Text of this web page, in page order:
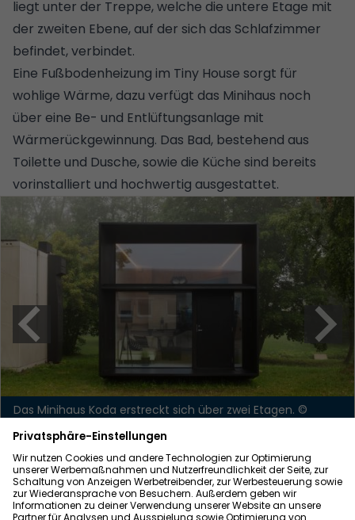
liegt unter der Treppe, welche die untere Etage mit
der zweiten Ebene, auf der sich das Schlafzimmer
befindet, verbindet.
Eine Fußbodenheizung im Tiny House sorgt für
wohlige Wärme, dazu verfügt das Minihaus noch
über eine Be- und Entlüftungsanlage mit
Wärmerückgewinnung. Das Bad, bestehend aus
Toilette und Dusche, sowie die Küche sind bereits
vorinstalliert und hochwertig ausgestattet.
Das Minihaus Koda erstreckt sich über zwei Etagen. ©
13. Flexibles Tiny House von vagabundo
Höchste Individualität, größtmöglichen Komfort und
maximale Nachhaltigkeit: Das verspricht der Tiny